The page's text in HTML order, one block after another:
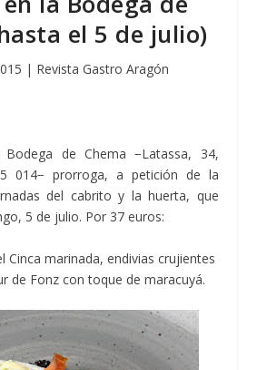
el 5 de julio)
| Revista Gastro Aragón
de Chema −Latassa, 34,
014− prorroga, a petición de la
del cabrito y la huerta, que
5 de julio. Por 37 euros:
Cinca marinada, endivias crujientes
de Fonz con toque de maracuyá.